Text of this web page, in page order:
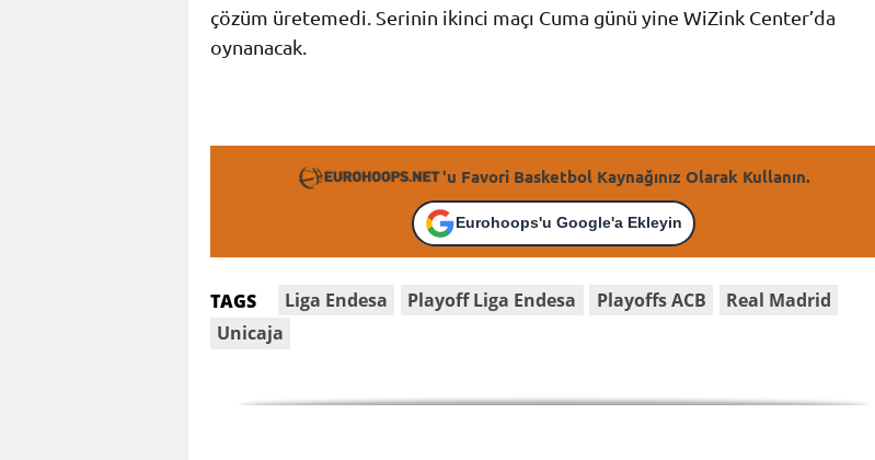
çözüm üretemedi. Serinin ikinci maçı Cuma günü yine WiZink Center’da
oynanacak.
'u Favori Basketbol Kaynağınız Olarak Kullanın.
Eurohoops'u Google'a Ekleyin
TAGS Liga Endesa Playoff Liga Endesa Playoffs ACB
Real Madrid
Unicaja